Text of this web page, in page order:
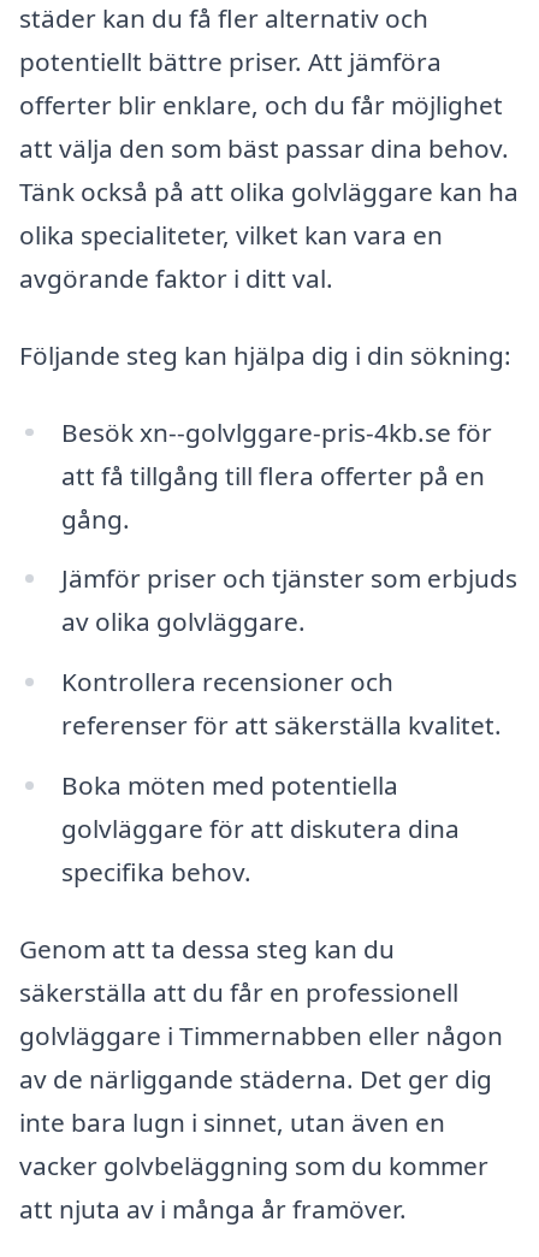
städer kan du få fler alternativ och
potentiellt bättre priser. Att jämföra
offerter blir enklare, och du får möjlighet
att välja den som bäst passar dina behov.
Tänk också på att olika golvläggare kan ha
olika specialiteter, vilket kan vara en
avgörande faktor i ditt val.
Följande steg kan hjälpa dig i din sökning:
Besök xn--golvlggare-pris-4kb.se för
att få tillgång till flera offerter på en
gång.
Jämför priser och tjänster som erbjuds
av olika golvläggare.
Kontrollera recensioner och
referenser för att säkerställa kvalitet.
Boka möten med potentiella
golvläggare för att diskutera dina
specifika behov.
Genom att ta dessa steg kan du
säkerställa att du får en professionell
golvläggare i Timmernabben eller någon
av de närliggande städerna. Det ger dig
inte bara lugn i sinnet, utan även en
vacker golvbeläggning som du kommer
att njuta av i många år framöver.